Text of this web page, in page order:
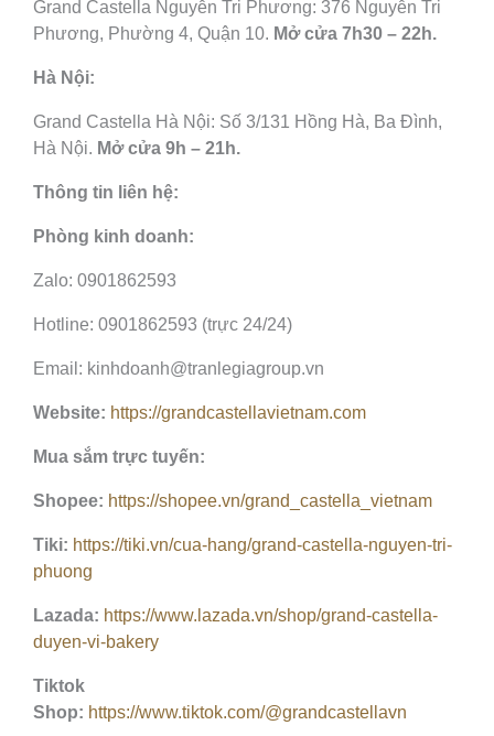
Grand Castella Nguyễn Tri Phương: 376 Nguyễn Tri
Phương, Phường 4, Quận 10. Mở cửa 7h30 – 22h.
Hà Nội:
Grand Castella Hà Nội: Số 3/131 Hồng Hà, Ba Đình,
Hà Nội. Mở cửa 9h – 21h.
Thông tin liên hệ:
Phòng kinh doanh:
Zalo: 0901862593
Hotline: 0901862593 (trực 24/24)
Email: kinhdoanh@tranlegiagroup.vn
Website: https://grandcastellavietnam.com
Mua sắm trực tuyến:
Shopee: https://shopee.vn/grand_castella_vietnam
Tiki: https://tiki.vn/cua-hang/grand-castella-nguyen-tri-
phuong
Lazada: https://www.lazada.vn/shop/grand-castella-
duyen-vi-bakery
Tiktok
Shop: https://www.tiktok.com/@grandcastellavn